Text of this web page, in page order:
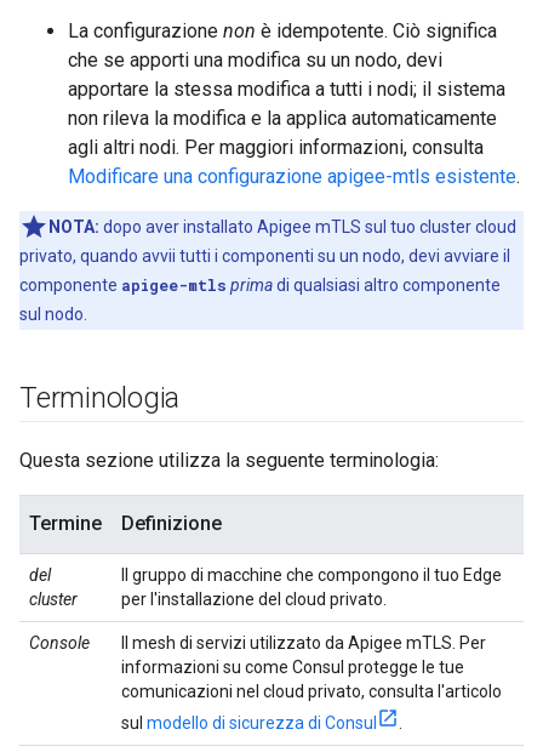
La configurazione non è idempotente. Ciò significa
che se apporti una modifica su un nodo, devi
apportare la stessa modifica a tutti i nodi; il sistema
non rileva la modifica e la applica automaticamente
agli altri nodi. Per maggiori informazioni, consulta
Modificare una configurazione apigee-mtls esistente.
NOTA: dopo aver installato Apigee mTLS sul tuo cluster cloud
privato, quando avvii tutti i componenti su un nodo, devi avviare il
componente apigee-mtls primadi qualsiasi altro componente
sul nodo.
Terminologia
Questa sezione utilizza la seguente terminologia:
Termine Definizione
del
cluster
Il gruppo di macchine che compongono il tuo Edge
per l'installazione del cloud privato.
Console
Il mesh di servizi utilizzato da Apigee mTLS. Per
informazioni su come Consul protegge le tue
comunicazioni nel cloud privato, consulta l'articolo
sul modello di sicurezza di Consul